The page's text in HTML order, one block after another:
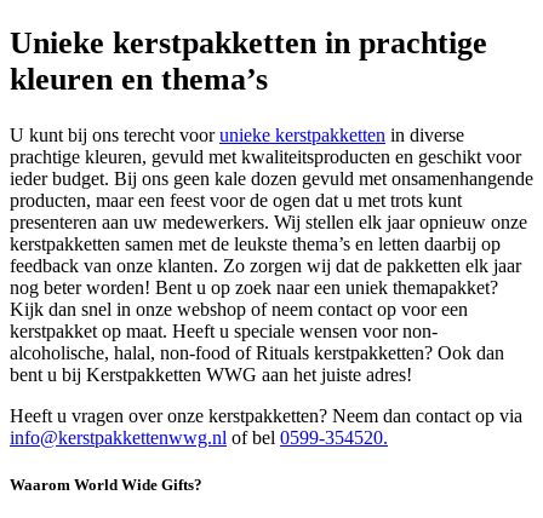
Unieke kerstpakketten in prachtige
kleuren en thema’s
U kunt bij ons terecht voorunieke kerstpakketten in diverse
prachtige kleuren, gevuld met kwaliteitsproducten en geschikt voor
ieder budget. Bij ons geen kale dozen gevuld met onsamenhangende
producten, maar een feest voor de ogen dat u met trots kunt
presenteren aan uw medewerkers. Wij stellen elk jaar opnieuw onze
kerstpakketten samen met de leukste thema’s en letten daarbij op
feedback van onze klanten. Zo zorgen wij dat de pakketten elk jaar
nog beter worden! Bent u op zoek naar een uniek themapakket?
Kijk dan snel in onze webshop of neem contact op voor een
kerstpakket op maat. Heeft u speciale wensen voor non-
alcoholische, halal, non-food of Rituals kerstpakketten? Ook dan
bent u bij Kerstpakketten WWG aan het juiste adres!
Heeft u vragen over onze kerstpakketten? Neem dan contact op via
info@kerstpakkettenwwg.nl of bel 0599-354520.
Waarom World Wide Gifts?